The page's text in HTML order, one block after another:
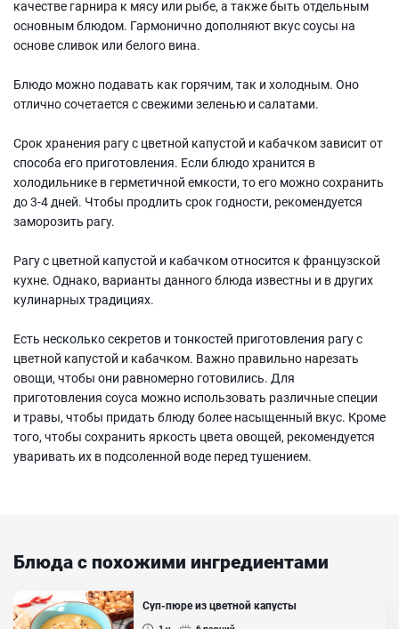
качестве гарнира к мясу или рыбе, а также быть отдельным
основным блюдом. Гармонично дополняют вкус соусы на
основе сливок или белого вина.
Блюдо можно подавать как горячим, так и холодным. Оно
отлично сочетается с свежими зеленью и салатами.
Срок хранения рагу с цветной капустой и кабачком зависит от
способа его приготовления. Если блюдо хранится в
холодильнике в герметичной емкости, то его можно сохранить
до 3-4 дней. Чтобы продлить срок годности, рекомендуется
заморозить рагу.
Рагу с цветной капустой и кабачком относится к французской
кухне. Однако, варианты данного блюда известны и в других
кулинарных традициях.
Есть несколько секретов и тонкостей приготовления рагу с
цветной капустой и кабачком. Важно правильно нарезать
овощи, чтобы они равномерно готовились. Для
приготовления соуса можно использовать различные специи
и травы, чтобы придать блюду более насыщенный вкус. Кроме
того, чтобы сохранить яркость цвета овощей, рекомендуется
уваривать их в подсоленной воде перед тушением.
Блюда с похожими ингредиентами
Суп-пюре из цветной капусты